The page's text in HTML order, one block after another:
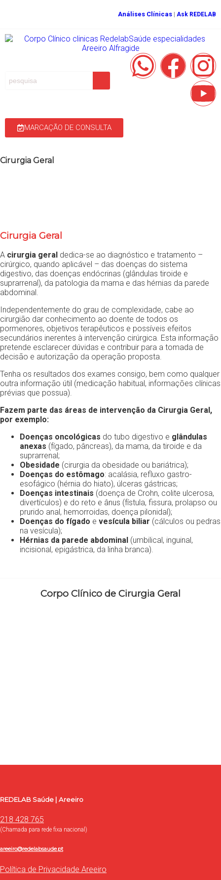
Análises Clínicas Ask REDELAB
MARCAÇÃO DE CONSULTA
Cirurgia Geral
Cirurgia Geral
A cirurgia geral dedica-se ao diagnóstico e tratamento –
cirúrgico, quando aplicável – das doenças do sistema
digestivo, das doenças endócrinas (glândulas tiroide e
suprarrenal), da patologia da mama e das hérnias da parede
abdominal.
Independentemente do grau de complexidade, cabe ao
cirurgião dar conhecimento ao doente de todos os
pormenores, objetivos terapêuticos e possíveis efeitos
secundários inerentes à intervenção cirúrgica. Esta informação
pretende esclarecer dúvidas e contribuir para a tomada de
decisão e autorização da operação proposta.
Tenha os resultados dos exames consigo, bem como qualquer
outra informação útil (medicação habitual, informações clínicas
prévias que possua).
Fazem parte das áreas de intervenção da Cirurgia Geral,
por exemplo:
Doenças oncológicas do tubo digestivo e glândulas
anexas (fígado, pâncreas), da mama, da tiroide e da
suprarrenal;
Obesidade (cirurgia da obesidade ou bariátrica);
Doenças do estômago: acalásia, refluxo gastro-
esofágico (hérnia do hiato), úlceras gástricas;
Doenças intestinais (doença de Crohn, colite ulcerosa,
divertículos) e do reto e ânus (fístula, fissura, prolapso ou
prurido anal, hemorroidas, doença pilonidal);
Doenças do fígado e vesícula biliar (cálculos ou pedras
na vesícula);
Hérnias da parede abdominal (umbilical, inguinal,
incisional, epigástrica, da linha branca).
Corpo Clínico de Cirurgia Geral
REDELAB Saúde | Areeiro
218 428 765
(Chamada para rede fixa nacional)
areeiro@redelabsaude.pt
Política de Privacidade Areeiro